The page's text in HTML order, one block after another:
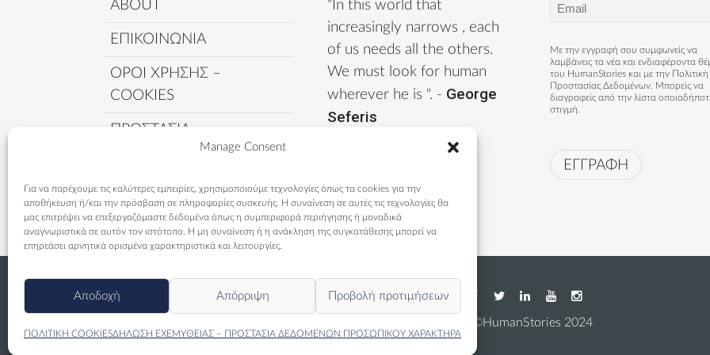
Manage Consent
Για να παρέχουμε τις καλύτερες εμπειρίες, χρησιμοποιούμε τεχνολογίες όπως τα cookies για την
αποθήκευση ή/και την πρόσβαση σε πληροφορίες συσκευής. Η συναίνεση σε αυτές τις τεχνολογίες θα
μας επιτρέψει να επεξεργαζόμαστε δεδομένα όπως η συμπεριφορά περιήγησης ή μοναδικά
αναγνωριστικά σε αυτόν τον ιστότοπο. Η μη συναίνεση ή η ανάκληση της συγκατάθεσης μπορεί να
επηρεάσει αρνητικά ορισμένα χαρακτηριστικά και λειτουργίες.
Αποδοχή Απόρριψη Προβολή προτιμήσεων
ΠΟΛΙΤΙΚΗ COOKIESΔΗΛΩΣΗ ΕΧΕΜΥΘΕΙΑΣ – ΠΡΟΣΤΑΣΙΑ ΔΕΔΟΜΕΝΩΝ ΠΡΟΣΩΠΙΚΟΥ ΧΑΡΑΚΤΗΡΑ
ABOUT
ΕΠΙΚΟΙΝΩΝΙΑ
ΟΡΟΙ ΧΡΗΣΗΣ –
COOKIES
ΠΡΟΣΤΑΣΙΑ
ΔΕΔΟΜΕΝΩΝ
ΠΟΛΙΤΙΚΗ COOKIES
"In this world that
increasingly narrows , each
of us needs all the others.
We must look for human
wherever he is ". - George
Seferis
Email (Required)
Με την εγγραφή σου συμφωνείς να
λαμβάνεις τα νέα και ενδιαφέροντα
του HumanStories και με την Πολιτική
Προστασίας Δεδομένων. Μπορείς να
διαγραφείς από την λίστα
στιγμή.
ΕΓΓΡΑΦΗ
©HumanStories 2024